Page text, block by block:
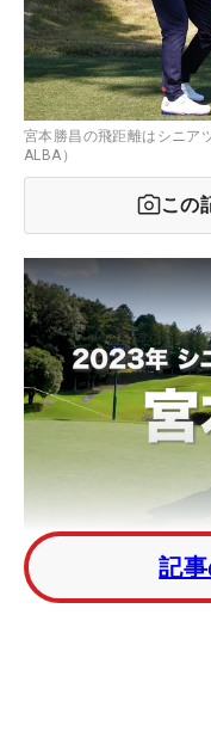
宮本勝昌の飛距離はシニア
ALBA）
この
記